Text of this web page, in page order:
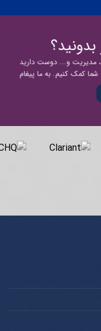
مدیریت و... دوست دارید
کمک کنیم. به ما پیغام